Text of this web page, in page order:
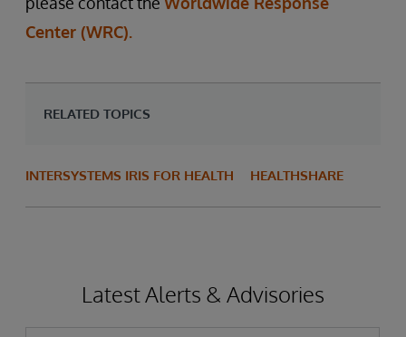
Center (WRC).
RELATED TOPICS
INTERSYSTEMS IRIS FOR HEALTH HEALTHSHARE
Latest Alerts & Advisories